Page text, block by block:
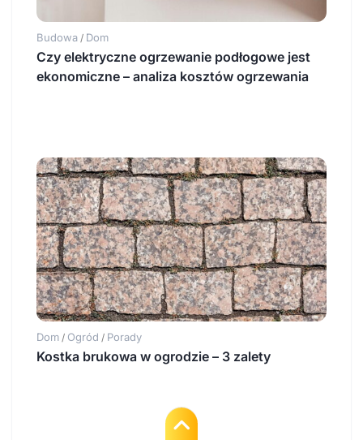
Budowa / Dom
Czy elektryczne ogrzewanie podłogowe jest
ekonomiczne – analiza kosztów ogrzewania
Dom / Ogród / Porady
Kostka brukowa w ogrodzie – 3 zalety